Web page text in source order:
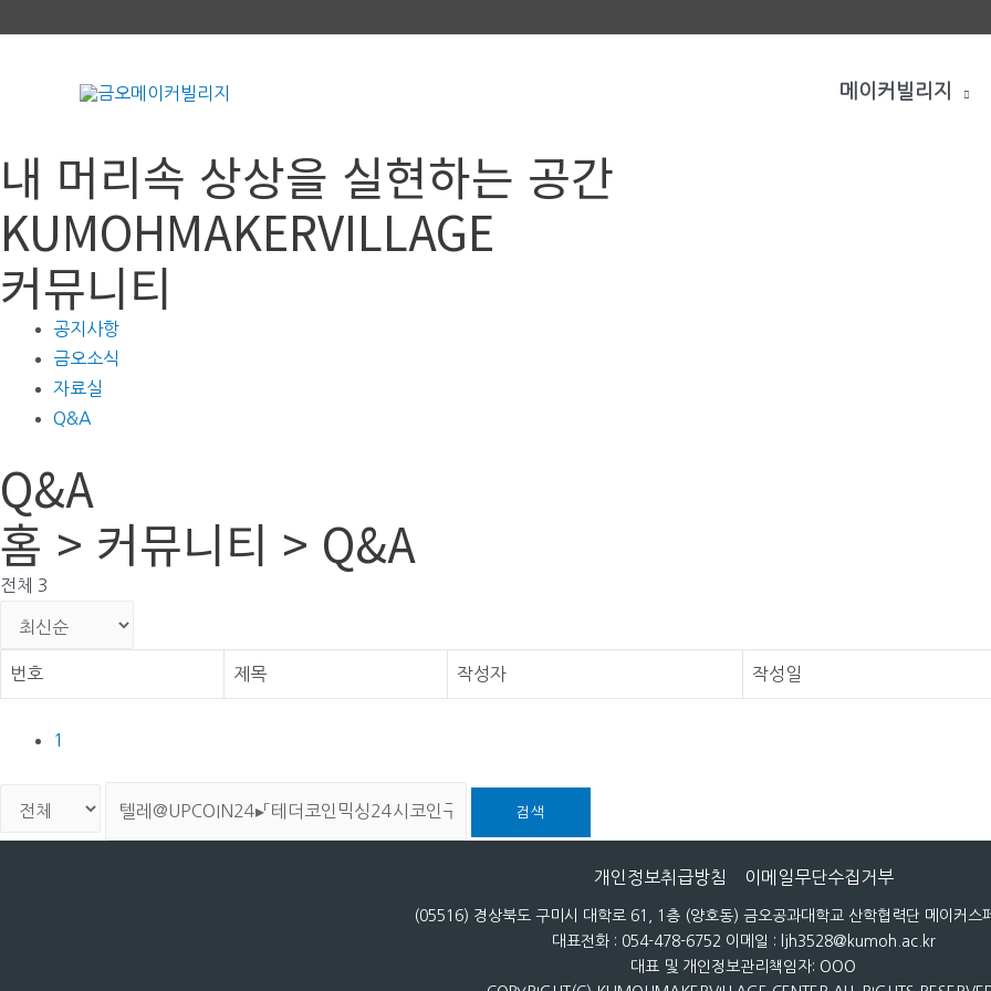
너
뛰
기
메이커빌리지
내 머리속 상상을 실현하는 공간
KUMOHMAKERVILLAGE
커뮤니티
공지사항
금오소식
자료실
Q&A
Q&A
홈 > 커뮤니티 > Q&A
전체 3
번호 제목 작성자 작성일
1
검색
개인정보취급방침 이메일무단수집거부
(05516) 경상북도 구미시 대학로 61, 1층 (양호동) 금오공과대학교 산학협력단 메이커스
대표전화 : 054-478-6752 이메일 : ljh3528@kumoh.ac.kr
대표 및 개인정보관리책임자: OOO